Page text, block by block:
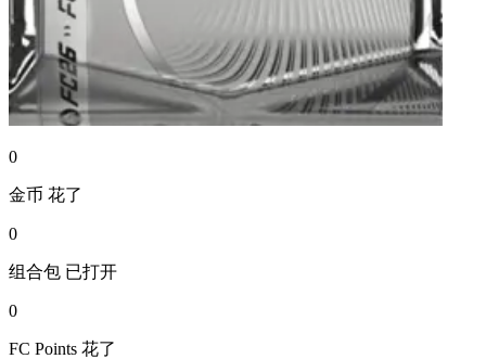
0
金币 花了
0
组合包 已打开
0
FC Points 花了